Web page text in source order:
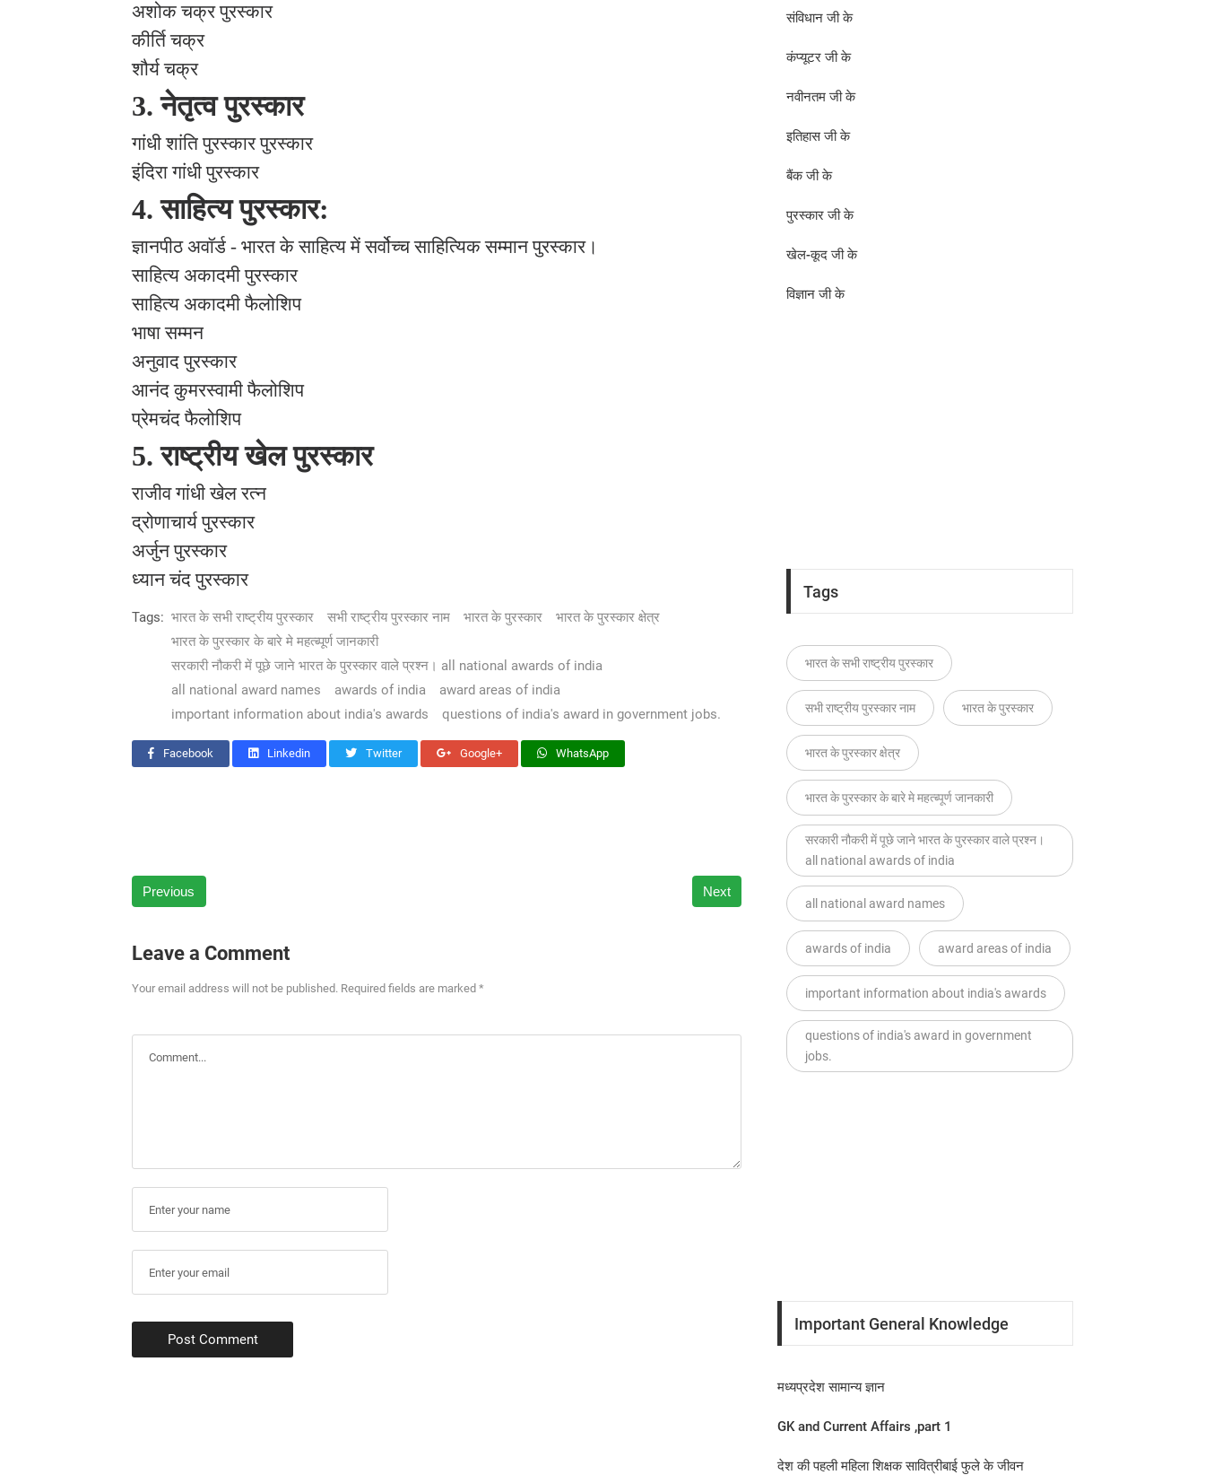
अशोक चक्र पुरस्कार
कीर्ति चक्र
शौर्य चक्र
3.नेतृत्व पुरस्कार
गांधी शांति पुरस्कार पुरस्कार
इंदिरा गांधी पुरस्कार
4.साहित्य पुरस्कार:
ज्ञानपीठ अवॉर्ड - भारत के साहित्य में सर्वोच्च साहित्यिक सम्मान पुरस्कार।
साहित्य अकादमी पुरस्कार
साहित्य अकादमी फैलोशिप
भाषा सम्मन
अनुवाद पुरस्कार
आनंद कुमरस्वामी फैलोशिप
प्रेमचंद फैलोशिप
5.राष्ट्रीय खेल पुरस्कार
राजीव गांधी खेल रत्न
द्रोणाचार्य पुरस्कार
अर्जुन पुरस्कार
ध्यान चंद पुरस्कार
Tags: भारत के सभी राष्ट्रीय पुरस्कार सभी राष्ट्रीय पुरस्कार नाम भारत के पुरस्कार
भारत के पुरस्कार क्षेत्र
भारत के पुरस्कार के बारे मे महत्ब्पूर्ण जानकारी
सरकारी नौकरी में पूछे जाने भारत के पुरस्कार वाले प्रश्न। all national awards of india
all national award names
awards of india
award areas of india
important information about india's awards
questions of india's award in government jobs.
Facebook Linkedin Twitter Google+ WhatsApp
Previous Next
Leave a Comment
Your email address will not be published. Required fields are marked *
Post Comment
संविधान जी के
कंप्यूटर जी के
नवीनतम जी के
इतिहास जी के
बैंक जी के
पुरस्कार जी के
खेल-कूद जी के
विज्ञान जी के
Tags
भारत के सभी राष्ट्रीय पुरस्कार
सभी राष्ट्रीय पुरस्कार नाम भारत के पुरस्कार
भारत के पुरस्कार क्षेत्र
भारत के पुरस्कार के बारे मे महत्ब्पूर्ण जानकारी
सरकारी नौकरी में पूछे जाने भारत के पुरस्कार वाले प्रश्न।
all national awards of india
all national award names
awards of india award areas of india
important information about india's awards
questions of india's award in government
jobs.
Important General Knowledge
मध्यप्रदेश सामान्य ज्ञान
GK and Current Affairs ,part 1
देश की पहली महिला शिक्षक सावित्रीबाई फुले के जीवन